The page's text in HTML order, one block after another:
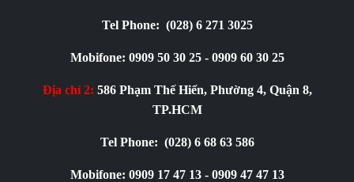
Tel Phone: (028) 6 271 3025
Mobifone: 0909 50 30 25 - 0909 60 30 25
Địa chỉ 2: 586 Phạm Thế Hiển, Phường 4, Quận 8,
TP.HCM
Tel Phone: (028) 6 68 63 586
Mobifone: 0909 17 47 13 - 0909 47 47 13